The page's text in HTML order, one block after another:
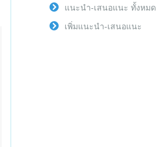
แนะนำ-เสนอแนะ ทั้งหมด
เพิ่มแนะนำ-เสนอแนะ